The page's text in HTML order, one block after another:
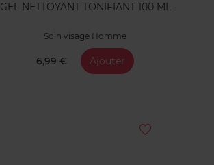
GEL NETTOYANT TONIFIANT 100 ML
Soin visage Homme
6,99 € Ajouter